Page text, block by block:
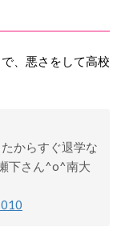
、悪さをして高校
からすぐ退学な
下さん^o^南大